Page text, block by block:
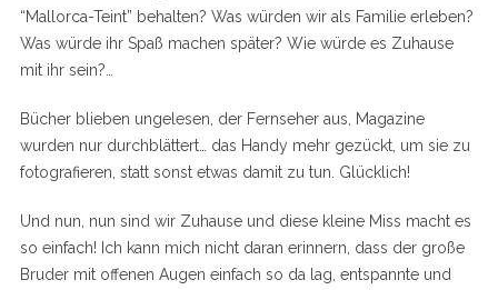
“Mallorca-Teint” behalten? Was würden wir als Familie erleben?
Was würde ihr Spaß machen später? Wie würde es Zuhause
mit ihr sein?…
Bücher blieben ungelesen, der Fernseher aus, Magazine
wurden nur durchblättert… das Handy mehr gezückt, um sie zu
fotografieren, statt sonst etwas damit zu tun. Glücklich!
Und nun, nun sind wir Zuhause und diese kleine Miss macht es
so einfach! Ich kann mich nicht daran erinnern, dass der große
Bruder mit offenen Augen einfach so da lag, entspannte und